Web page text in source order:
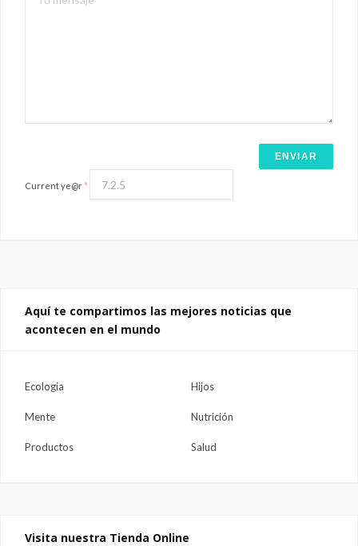
Current ye@r *
Aquí te compartimos las mejores noticias que
acontecen en el mundo
Ecologia Hijos
Mente Nutrición
Productos Salud
Visita nuestra Tienda Online